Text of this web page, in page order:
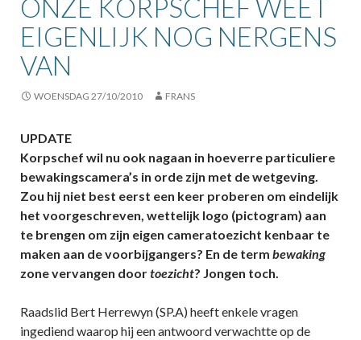
ONZE KORPSCHEF WEET
EIGENLIJK NOG NERGENS
VAN
WOENSDAG 27/10/2010 FRANS
UPDATE
Korpschef wil nu ook nagaan in hoeverre particuliere
bewakingscamera’s in orde zijn met de wetgeving.
Zou hij niet best eerst een keer proberen om eindelijk
het voorgeschreven, wettelijk logo (pictogram) aan
te brengen om zijn eigen cameratoezicht kenbaar te
maken aan de voorbijgangers? En de term bewaking
zone vervangen doortoezicht? Jongen toch.
Raadslid Bert Herrewyn (SP.A) heeft enkele vragen
ingediend waarop hij een antwoord verwachtte op de